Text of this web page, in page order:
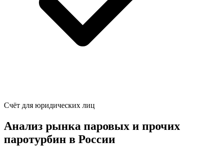
Счёт для юридических лиц
Анализ рынка паровых и прочих
паротурбин в России